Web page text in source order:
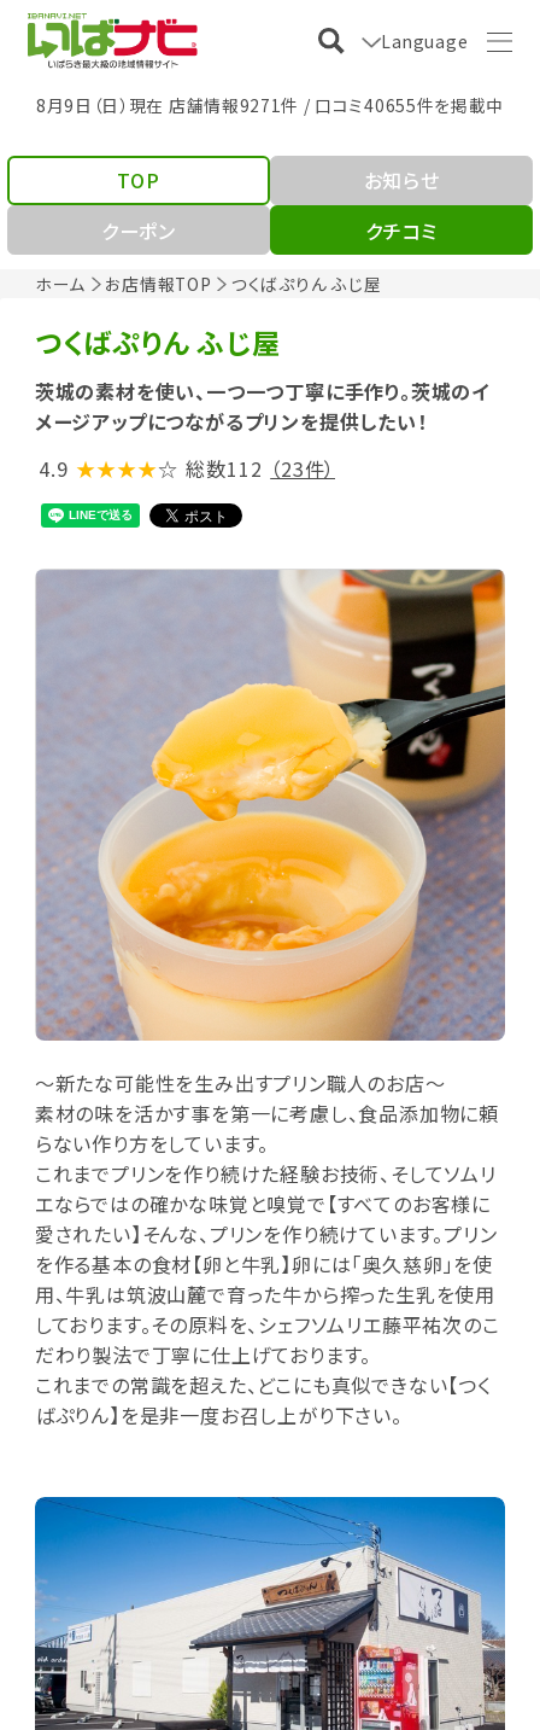
Language
8月9日（日）現在 店舗情報9271件 / 口コミ40655件を掲載中
ホーム お店情報TOP つくばぷりん ふじ屋
TOP
お知らせ
クーポン
クチコミ
つくばぷりん ふじ屋
茨城の素材を使い、一つ一つ丁寧に手作り。茨城のイ
メージアップにつながるプリンを提供したい！
4.9 ★★★★☆ 総数112 （23件）
～新たな可能性を生み出すプリン職人のお店～
素材の味を活かす事を第一に考慮し、食品添加物に頼
らない作り方をしています。
これまでプリンを作り続けた経験お技術、そしてソムリ
エならではの確かな味覚と嗅覚で【すべてのお客様に
愛されたい】そんな、プリンを作り続けています。プリン
を作る基本の食材【卵と牛乳】卵には「奥久慈卵」を使
用、牛乳は筑波山麓で育った牛から搾った生乳を使用
しております。その原料を、シェフソムリエ藤平祐次のこ
だわり製法で丁寧に仕上げております。
これまでの常識を超えた、どこにも真似できない【つく
ばぷりん】を是非一度お召し上がり下さい。